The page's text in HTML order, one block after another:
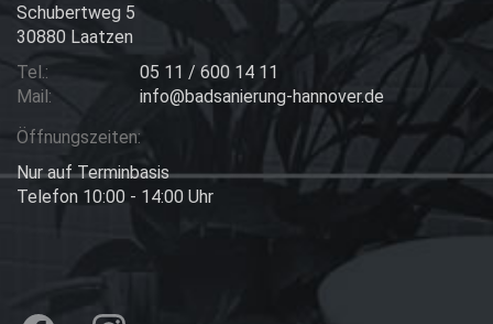
Schubertweg 5
30880 Laatzen
Tel.:
Mail:
05 11 / 600 14 11
info@badsanierung-hannover.de
Öffnungszeiten:
Nur auf Terminbasis
Telefon 10:00 - 14:00 Uhr